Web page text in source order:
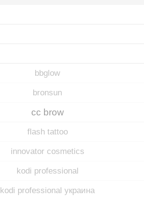
bbglow
bronsun
cc brow
flash tattoo
innovator cosmetics
kodi professional
kodi professional украина